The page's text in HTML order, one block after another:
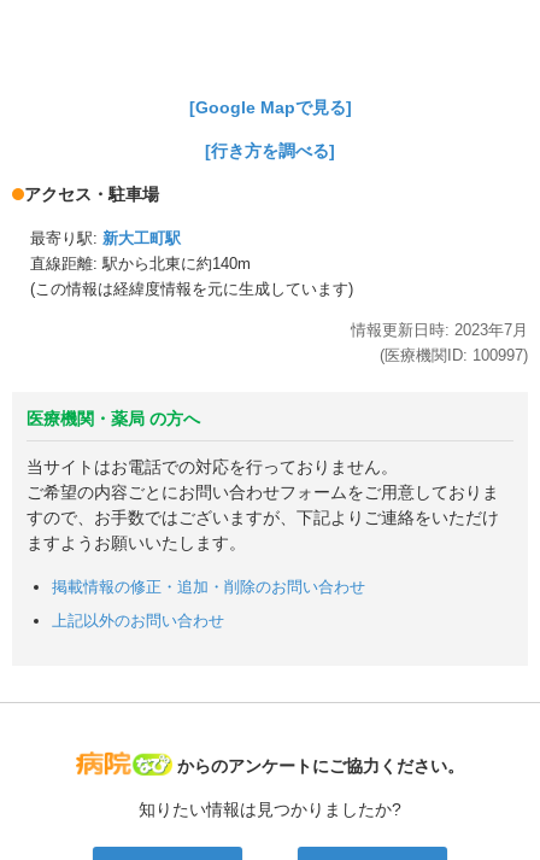
[Google Mapで見る]
[行き方を調べる]
アクセス・駐車場
最寄り駅: 新大工町駅
直線距離: 駅から北東に約140m
(この情報は経緯度情報を元に生成しています)
情報更新日時: 2023年7月
(医療機関ID: 100997)
医療機関・薬局 の方へ
当サイトはお電話での対応を行っておりません。
ご希望の内容ごとにお問い合わせフォームをご用意しておりま
すので、お手数ではございますが、下記よりご連絡をいただけ
ますようお願いいたします。
掲載情報の修正・追加・削除のお問い合わせ
上記以外のお問い合わせ
病院なび
からのアンケートにご協力ください。
知りたい情報は見つかりましたか?